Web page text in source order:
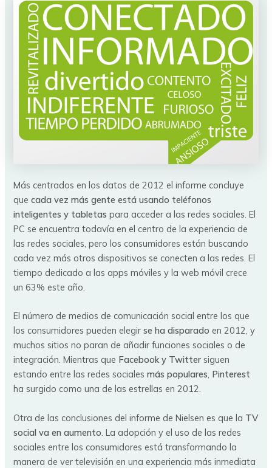
Más centrados en los datos de 2012 el informe concluye
quecada vez más gente está usando teléfonos
inteligentes y tabletas para acceder a las redes sociales. El
PC se encuentra todavía en el centro de la experiencia de
las redes sociales, pero los consumidores están buscando
cada vez más otros dispositivos se conecten a las redes. El
tiempo dedicado a las apps móviles y la web móvil crece
un 63% este año.
El número de medios de comunicación social entre los que
los consumidores pueden elegirse ha disparado en 2012, y
muchos sitios no paran de añadir funciones sociales o de
integración. Mientras que Facebook y Twitter siguen
estando entre las redes socialesmás populares, Pinterest
ha surgido como una de las estrellas en 2012.
Otra de las conclusiones del informe de Nielsen es que la TV
social va en aumento . La adopción y el uso de las redes
sociales entre los consumidores está transformando la
manera de ver televisión en una experiencia más inmediata